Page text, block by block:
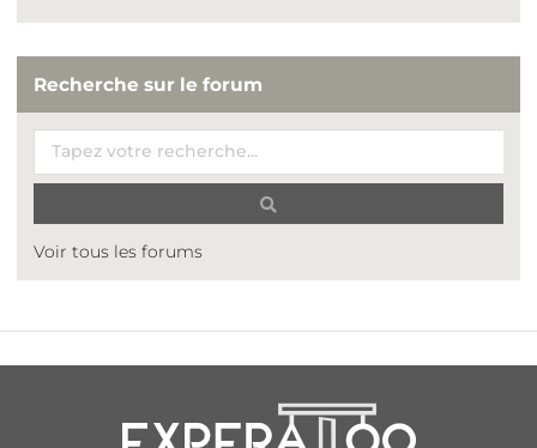
Recherche sur le forum
Voir tous les forums